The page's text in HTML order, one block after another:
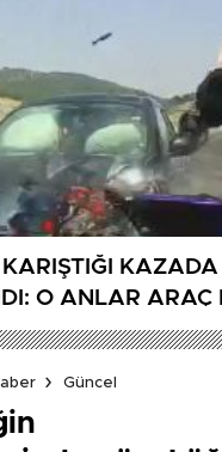
KAZADA
O ANLAR ARAÇ
Güncel